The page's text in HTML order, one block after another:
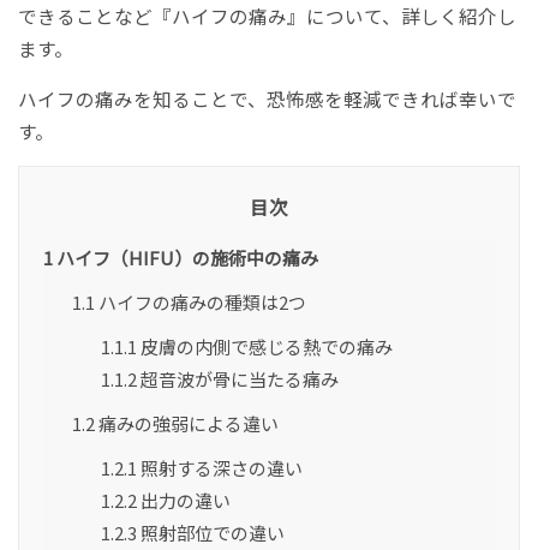
できることなど『ハイフの痛み』について、詳しく紹介し
ます。
ハイフの痛みを知ることで、恐怖感を軽減できれば幸いで
す。
目次
1ハイフ（HIFU）の施術中の痛み
1.1 ハイフの痛みの種類は2つ
1.1.1 皮膚の内側で感じる熱での痛み
1.1.2超音波が骨に当たる痛み
1.2痛みの強弱による違い
1.2.1 照射する深さの違い
1.2.2 出力の違い
1.2.3 照射部位での違い